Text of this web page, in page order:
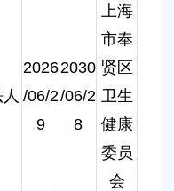
2026
/06/2
9
2030
/06/2
8
上海
市奉
贤区
卫生
健康
委员
会